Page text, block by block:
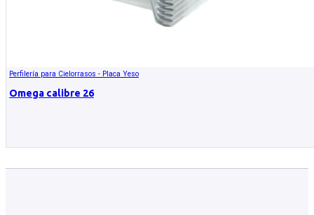
Perfilería para Cielorrasos - Placa Yeso
Omega calibre 26